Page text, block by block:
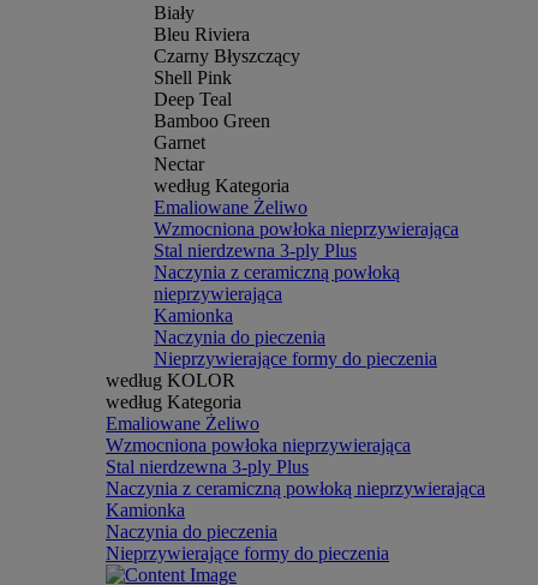
Biały
Bleu Riviera
Czarny Błyszczący
Shell Pink
Deep Teal
Bamboo Green
Garnet
Nectar
według Kategoria
Emaliowane Żeliwo
Wzmocniona powłoka nieprzywierająca
Stal nierdzewna 3-ply Plus
Naczynia z ceramiczną powłoką
nieprzywierająca
Kamionka
Naczynia do pieczenia
Nieprzywierające formy do pieczenia
według KOLOR
według Kategoria
Emaliowane Żeliwo
Wzmocniona powłoka nieprzywierająca
Stal nierdzewna 3-ply Plus
Naczynia z ceramiczną powłoką nieprzywierająca
Kamionka
Naczynia do pieczenia
Nieprzywierające formy do pieczenia